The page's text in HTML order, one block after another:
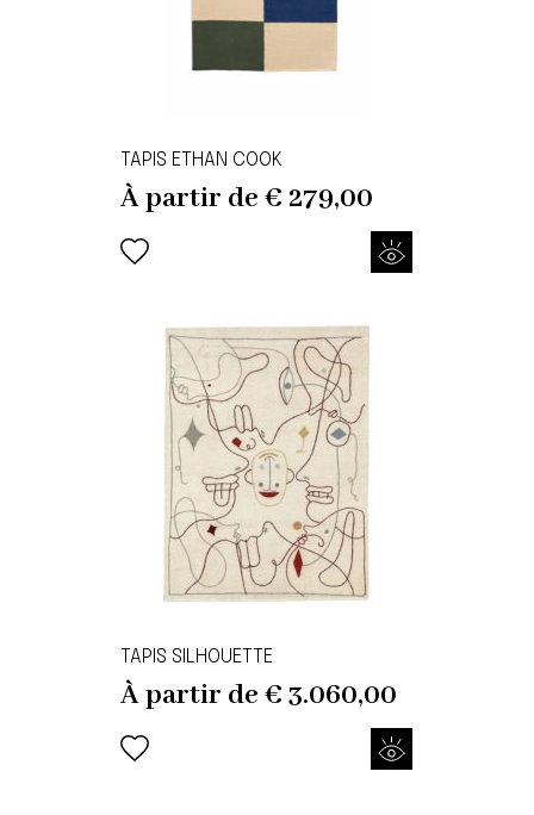
TAPIS ETHAN COOK
À partir de€ 279,00
TAPIS SILHOUETTE
À partir de€ 3.060,00